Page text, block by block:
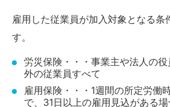
雇用した従業員が加入対象となる条
す。
労災保険・・・事業主や法人の
外の従業員すべて
雇用保険・・・1週間の所定労働
で、31日以上の雇用見込がある場